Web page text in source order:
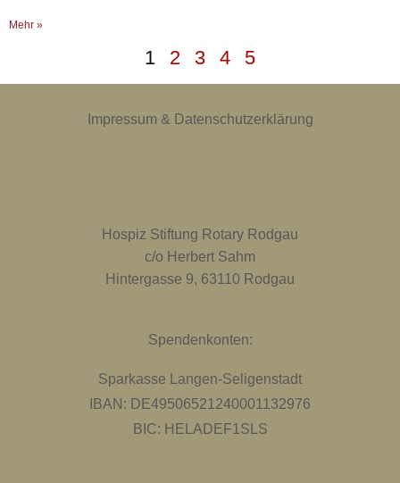
Mehr »
1 2 3 4 5
Impressum & Datenschutzerklärung
Hospiz Stiftung Rotary Rodgau
c/o Herbert Sahm
Hintergasse 9, 63110 Rodgau
Spendenkonten:
Sparkasse Langen-Seligenstadt
IBAN: DE49506521240001132976
BIC: HELADEF1SLS